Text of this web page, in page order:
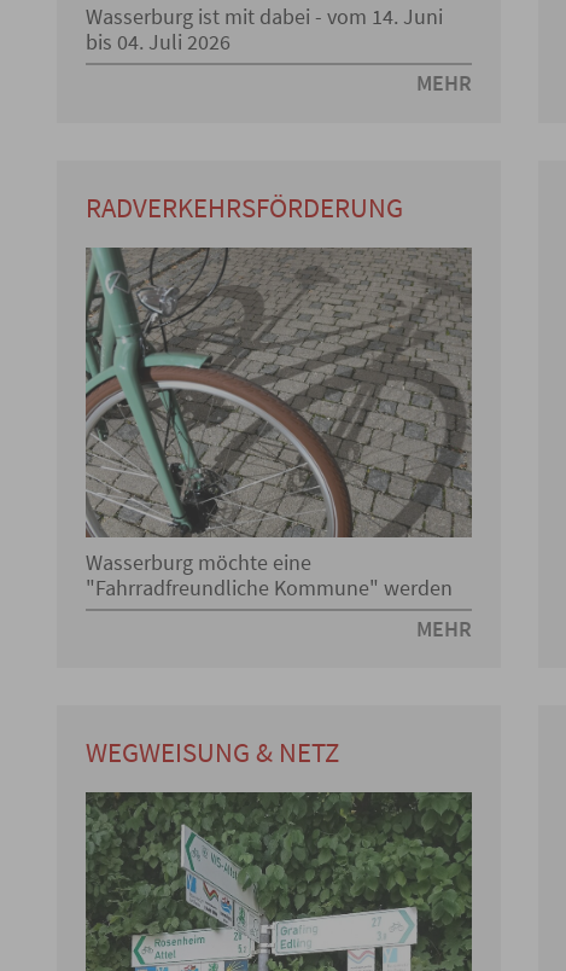
Wasserburg ist mit dabei - vom 14. Juni
bis 04. Juli 2026
MEHR
RADVERKEHRSFÖRDERUNG
Wasserburg möchte eine
"Fahrradfreundliche Kommune" werden
MEHR
WEGWEISUNG & NETZ